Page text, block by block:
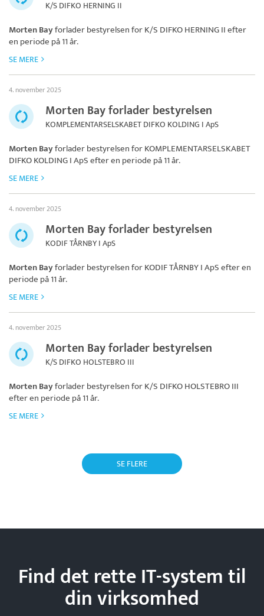
K/S DIFKO HERNING II
Morten Bayforlader bestyrelsen forK/S DIFKO HERNING IIefter
en periode på 11 år.
SE MERE
4. november 2025
Morten Bay forlader bestyrelsen
KOMPLEMENTARSELSKABET DIFKO KOLDING I ApS
Morten Bayforlader bestyrelsen forKOMPLEMENTARSELSKABET
DIFKO KOLDING I ApSefter en periode på 11 år.
SE MERE
4. november 2025
Morten Bay forlader bestyrelsen
KODIF TÅRNBY I ApS
Morten Bayforlader bestyrelsen forKODIF TÅRNBY I ApSefter en
periode på 11 år.
SE MERE
4. november 2025
Morten Bay forlader bestyrelsen
K/S DIFKO HOLSTEBRO III
Morten Bayforlader bestyrelsen forK/S DIFKO HOLSTEBRO III
efter en periode på 11 år.
SE MERE
SE FLERE
Find det rette IT-system til
dinvirksomhed